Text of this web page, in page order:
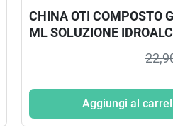
CHINA OTI COMPOSTO
ML SOLUZIONE
Aggiungi al